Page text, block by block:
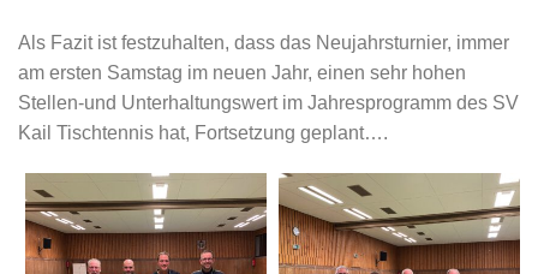
Als Fazit ist festzuhalten, dass das Neujahrsturnier, immer
am ersten Samstag im neuen Jahr, einen sehr hohen
Stellen-und Unterhaltungswert im Jahresprogramm des SV
Kail Tischtennis hat, Fortsetzung geplant….